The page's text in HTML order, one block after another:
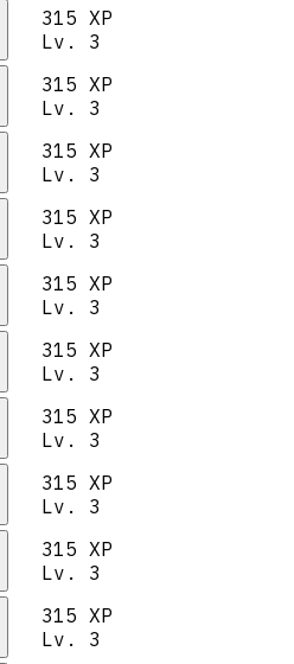
315 XP
Lv. 3
315 XP
Lv. 3
315 XP
Lv. 3
315 XP
Lv. 3
315 XP
Lv. 3
315 XP
Lv. 3
315 XP
Lv. 3
315 XP
Lv. 3
315 XP
Lv. 3
315 XP
Lv. 3